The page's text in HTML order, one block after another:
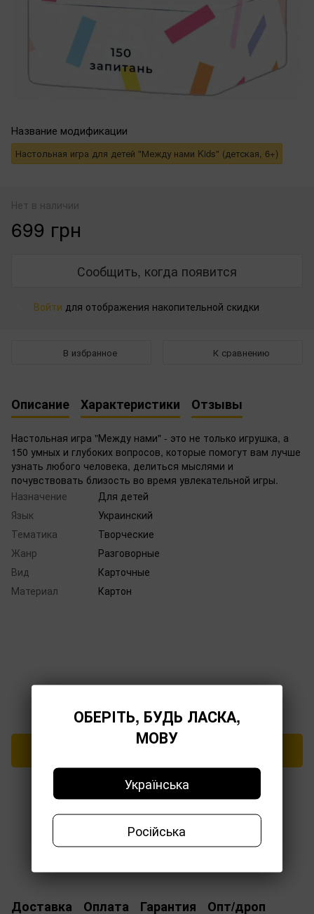
Название модификации
Настольная игра для детей "Между нами Kids" (детская, 6+)
Нет в наличии
699 грн
Сообщить, когда появится
Войти для отображения накопительной скидки
В избранное К сравнению
Описание Характеристики Отзывы
Настольная игра "Между нами" - это не только игрушка, а
150 умных и глубоких вопросов, которые помогут вам лучше
узнать любого человека, делиться мыслями и
почувствовать близость во время увлекательной игры.
Назначение
Для детей
Язык
Украинский
Тематика
Творческие
Жанр
Разговорные
Вид
Карточные
Материал
Картон
Доставка Оплата Гарантия Опт/дроп
ОБЕРІТЬ, БУДЬ ЛАСКА,
МОВУ
Українська
Російська